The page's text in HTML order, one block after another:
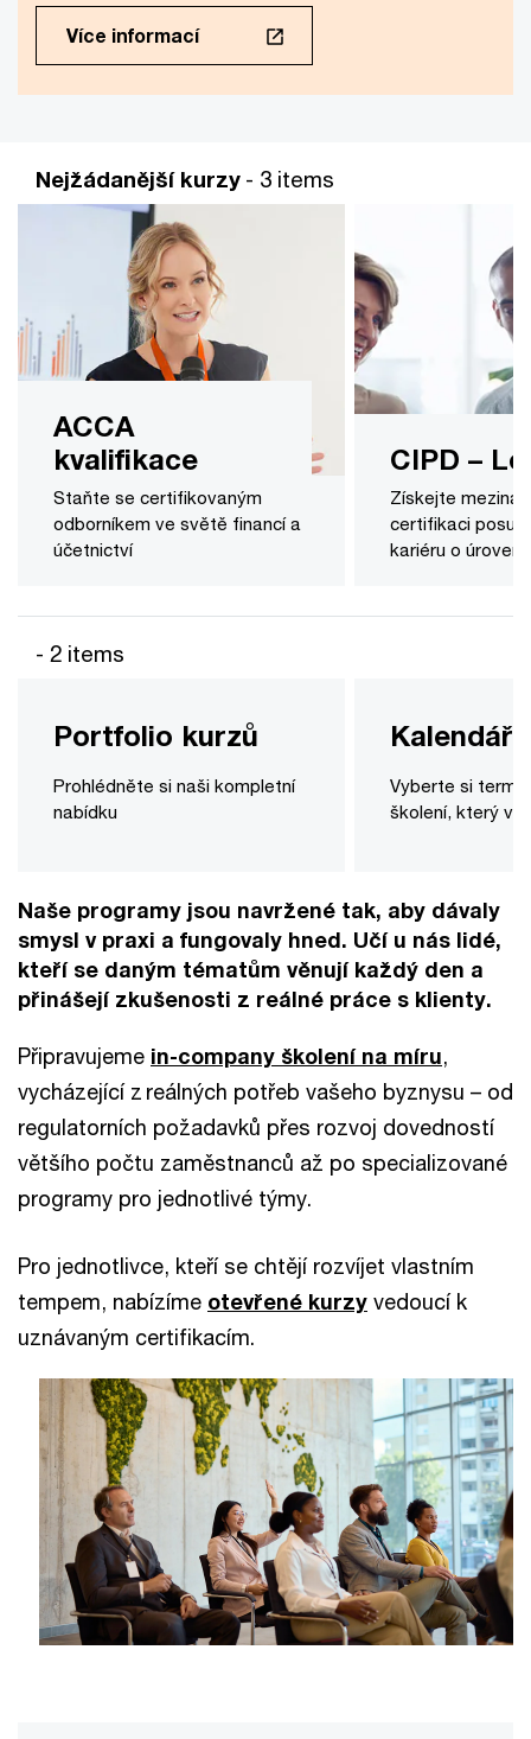
Více informací
Nejžádanější kurzy - 3 items
ACCA
kvalifikace
Staňte se certifikovaným
odborníkem ve světě financí a
účetnictví
CIPD –
Získejte
certifikaci
kariéru o úroveň
- 2 items
Portfolio kurzů
Prohlédněte si naši kompletní
nabídku
Kalendář
Vyberte si
školení, který
Naše programy jsou navržené tak, aby dávaly
smysl v praxi a fungovaly hned. Učí u nás lidé,
kteří se daným tématům věnují každý den a
přinášejí zkušenosti z reálné práce s klienty.
Připravujeme in-company školení na míru,
vycházející z reálných potřeb vašeho byznysu – od
regulatorních požadavků přes rozvoj dovedností
většího počtu zaměstnanců až po specializované
programy pro jednotlivé týmy.
Pro jednotlivce, kteří se chtějí rozvíjet vlastním
tempem, nabízíme otevřené kurzy vedoucí k
uznávaným certifikacím.